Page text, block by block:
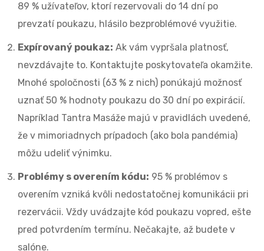
89 % užívateľov, ktorí rezervovali do 14 dní po
prevzatí poukazu, hlásilo bezproblémové využitie.
Expírovaný poukaz: Ak vám vypršala platnosť,
nevzdávajte to. Kontaktujte poskytovateľa okamžite.
Mnohé spoločnosti (63 % z nich) ponúkajú možnosť
uznať 50 % hodnoty poukazu do 30 dní po expirácií.
Napríklad Tantra Masáže majú v pravidlách uvedené,
že v mimoriadnych prípadoch (ako bola pandémia)
môžu udeliť výnimku.
Problémy s overením kódu: 95 % problémov s
overením vzniká kvôli nedostatočnej komunikácii pri
rezervácii. Vždy uvádzajte kód poukazu vopred, ešte
pred potvrdením termínu. Nečakajte, až budete v
salóne.